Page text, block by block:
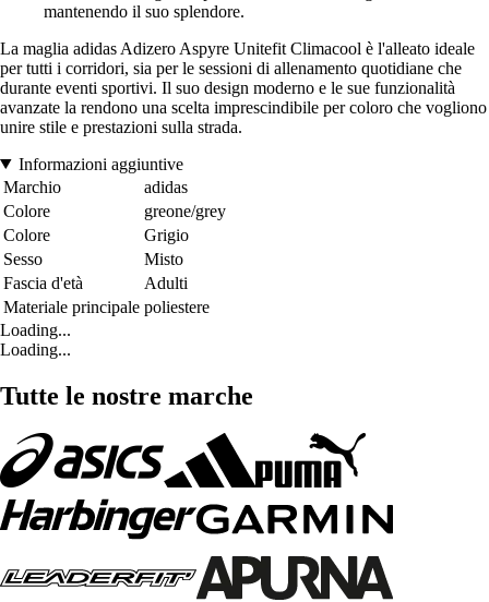
mantenendo il suo splendore.
La maglia adidas Adizero Aspyre Unitefit Climacool è l'alleato ideale
per tutti i corridori, sia per le sessioni di allenamento quotidiane che
durante eventi sportivi. Il suo design moderno e le sue funzionalità
avanzate la rendono una scelta imprescindibile per coloro che vogliono
unire stile e prestazioni sulla strada.
Informazioni aggiuntive
Marchio
adidas
Colore
greone/grey
Colore
Grigio
Sesso
Misto
Fascia d'età
Adulti
Materiale principale poliestere
Loading...
Loading...
Tutte le nostre marche